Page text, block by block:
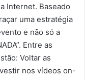
Internet. Baseado
uma estratégia
e não só a
Entre as
Voltar as
nos vídeos on-